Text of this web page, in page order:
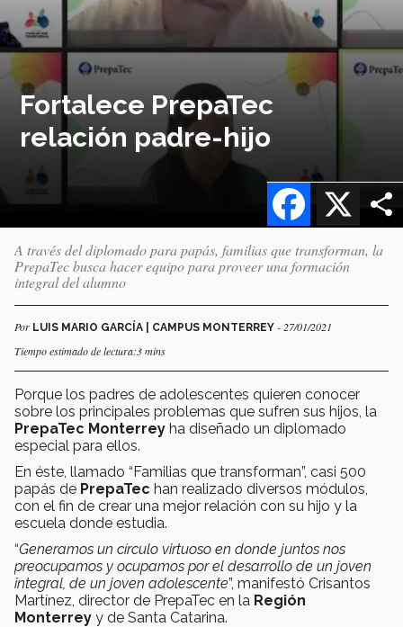
Fortalece PrepaTec
relación padre-hijo
X
Facebook
A través del diplomado para papás, familias que transforman, la
PrepaTec busca hacer equipo para proveer una formación
integral del alumno
Por LUIS MARIO GARCÍA | CAMPUS MONTERREY - 27/01/2021
Tiempo estimado de lectura:3 mins
Porque los padres de adolescentes quieren conocer
sobre los principales problemas que sufren sus hijos, la
PrepaTec Monterrey ha diseñado un diplomado
especial para ellos.
En éste, llamado “Familias que transforman”, casi 500
papás de PrepaTec han realizado diversos módulos,
con el fin de crear una mejor relación con su hijo y la
escuela donde estudia.
“Generamos un círculo virtuoso en donde juntos nos
preocupamos y ocupamos por el desarrollo de un joven
integral, de un joven adolescente”, manifestó Crisantos
Martínez, director de PrepaTec en la Región
Monterrey y de Santa Catarina.